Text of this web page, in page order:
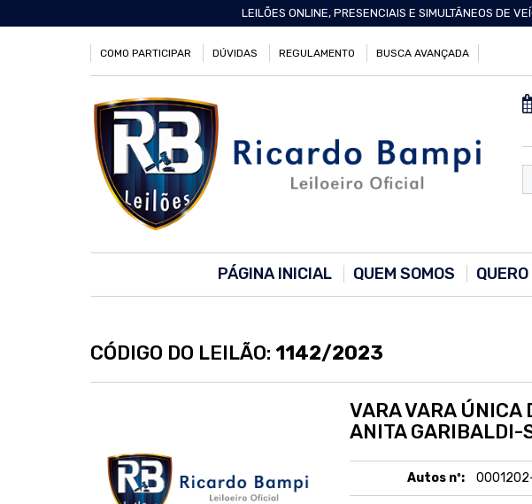
LEILÕES ONLINE, PRESENCIAIS E SIMULTÂNEOS DE
COMO PARTICIPAR DÚVIDAS REGULAMENTO BUSCA AVANÇADA
PÁGINA INICIAL QUEM SOMOS
CÓDIGO DO LEILÃO: 1142/2023
VARA VARA ÚNICA
ANITA GARIBALDI-
Autos nº: